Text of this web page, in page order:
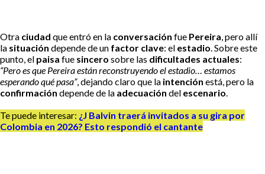
Otra ciudad que entró en la conversación fue Pereira, pero allí
la situación depende de un factor clave: el estadio. Sobre este
punto, el paisa fue sincero sobre las dificultades actuales:
“Pero es que Pereira están reconstruyendo el estadio… estamos
esperando qué pasa”, dejando claro que la intención está, pero la
confirmación depende de la adecuación del escenario.
Te puede interesar: ¿J Balvin traerá invitados a su gira por
Colombia en 2026? Esto respondió el cantante